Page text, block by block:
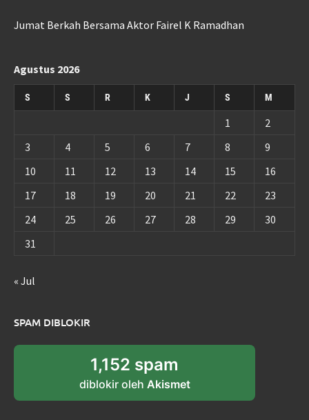
Jumat Berkah Bersama Aktor Fairel K Ramadhan
Agustus 2026
S S R K J S M
1
2
3
4 5 6 7 8
9
10
11 12 13 14 15
16
17
18 19 20 21 22
23
24
25 26 27 28 29
30
31
« Jul
SPAM DIBLOKIR
1,152 spam
diblokir oleh Akismet